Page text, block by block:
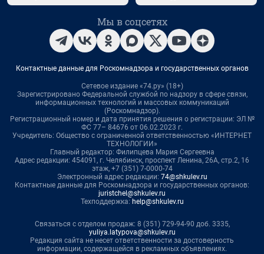
Мы в соцсетях
Контактные данные для Роскомнадзора и государственных органов
Сетевое издание «74.ру» (18+)
Зарегистрировано Федеральной службой по надзору в сфере связи,
информационных технологий и массовых коммуникаций
(Роскомнадзор).
Регистрационный номер и дата принятия решения о регистрации: ЭЛ №
ФС 77– 84676 от 06.02.2023 г.
Учредитель: Общество с ограниченной ответственностью «ИНТЕРНЕТ
ТЕХНОЛОГИИ»
Главный редактор: Филипцева Мария Сергеевна
Адрес редакции: 454091, г. Челябинск, проспект Ленина, 26А, стр.2, 16
этаж, +7 (351) 7-0000-74
Электронный адрес редакции: 74@shkulev.ru
Контактные данные для Роскомнадзора и государственных органов:
juristchel@shkulev.ru
Техподдержка: help@shkulev.ru
Связаться с отделом продаж: 8 (351) 729-94-90 доб. 3335,
yuliya.latypova@shkulev.ru
Редакция сайта не несет ответственности за достоверность
информации, содержащейся в рекламных объявлениях.